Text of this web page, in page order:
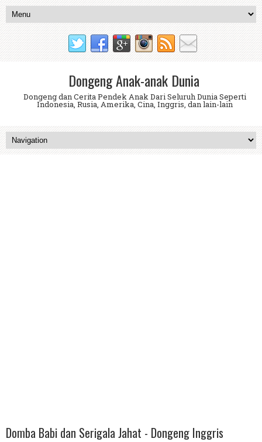
Dongeng Anak-anak Dunia
Dongeng dan Cerita Pendek Anak Dari Seluruh Dunia Seperti
Indonesia, Rusia, Amerika, Cina, Inggris, dan lain-lain
Domba Babi dan Serigala Jahat - Dongeng Inggris